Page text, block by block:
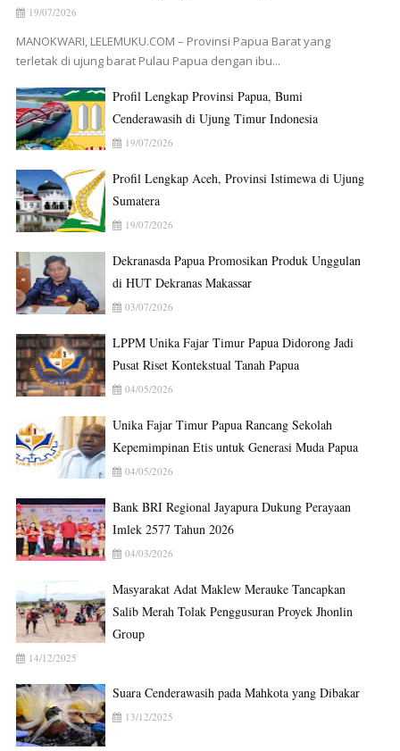
19/07/2026
MANOKWARI, LELEMUKU.COM – Provinsi Papua Barat yang
terletak di ujung barat Pulau Papua dengan ibu...
Profil Lengkap Provinsi Papua, Bumi
Cenderawasih di Ujung Timur Indonesia
19/07/2026
Profil Lengkap Aceh, Provinsi Istimewa di Ujung
Sumatera
19/07/2026
Dekranasda Papua Promosikan Produk Unggulan
di HUT Dekranas Makassar
03/07/2026
LPPM Unika Fajar Timur Papua Didorong Jadi
Pusat Riset Kontekstual Tanah Papua
04/05/2026
Unika Fajar Timur Papua Rancang Sekolah
Kepemimpinan Etis untuk Generasi Muda Papua
04/05/2026
Bank BRI Regional Jayapura Dukung Perayaan
Imlek 2577 Tahun 2026
04/03/2026
Masyarakat Adat Maklew Merauke Tancapkan
Salib Merah Tolak Penggusuran Proyek Jhonlin
Group
14/12/2025
Suara Cenderawasih pada Mahkota yang Dibakar
13/12/2025